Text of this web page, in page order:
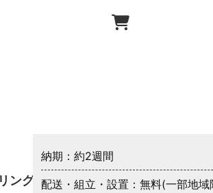
ング 抗
納期：約2週間
配送・組立・設置：無料(一部地域